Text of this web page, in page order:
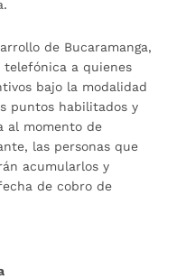
de Bucaramanga,
a quienes
bajo la modalidad
puntos habilitados y
al momento de
las personas que
acumularlos y
de cobro de